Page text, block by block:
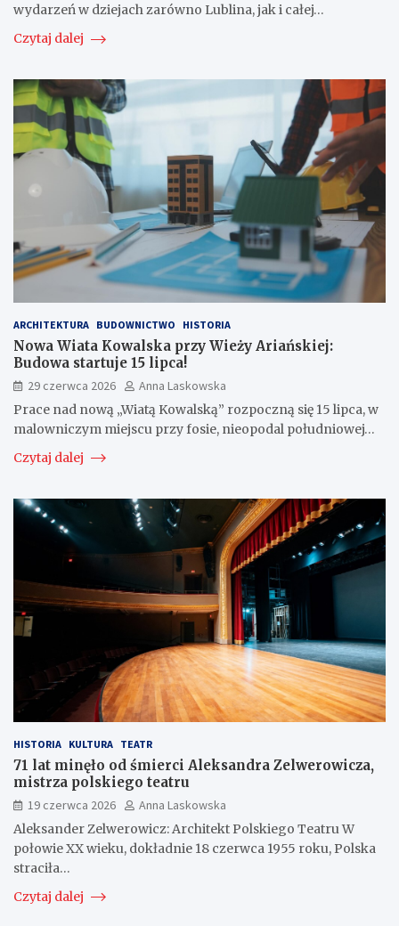
wydarzeń w dziejach zarówno Lublina, jak i całej…
Czytaj dalej
ARCHITEKTURA BUDOWNICTWO HISTORIA
Nowa Wiata Kowalska przy Wieży Ariańskiej:
Budowa startuje 15 lipca!
29 czerwca 2026
Anna Laskowska
Prace nad nową „Wiatą Kowalską” rozpoczną się 15 lipca, w
malowniczym miejscu przy fosie, nieopodal południowej…
Czytaj dalej
HISTORIA KULTURA TEATR
71 lat minęło od śmierci Aleksandra Zelwerowicza,
mistrza polskiego teatru
19 czerwca 2026
Anna Laskowska
Aleksander Zelwerowicz: Architekt Polskiego Teatru W
połowie XX wieku, dokładnie 18 czerwca 1955 roku, Polska
straciła…
Czytaj dalej